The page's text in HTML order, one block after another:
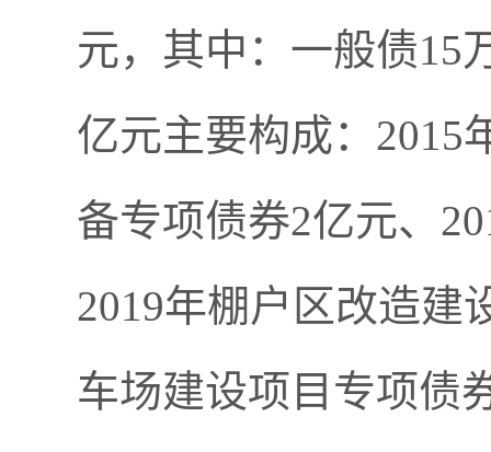
元，其中：一般债15
亿元主要构成：2015
备专项债券2亿元、
2019年棚户区改造建
车场建设项目专项债